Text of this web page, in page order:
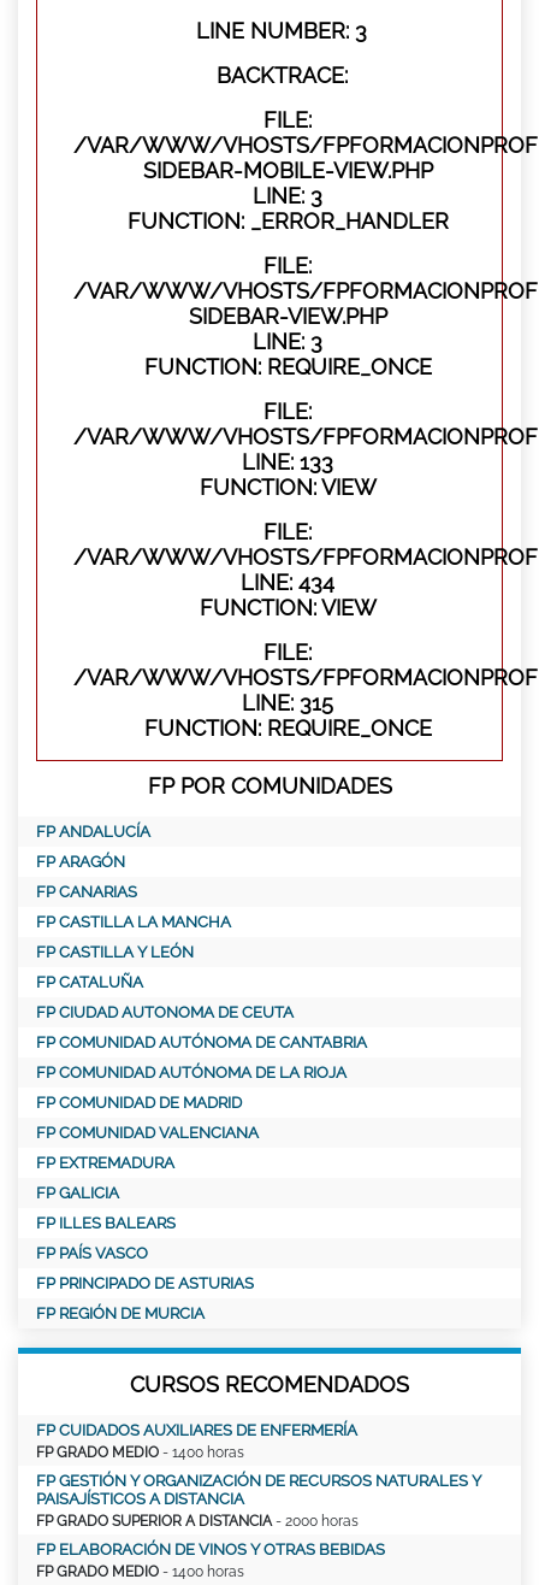
LINE NUMBER: 3
BACKTRACE:
FILE:
/VAR/WWW/VHOSTS/
SIDEBAR-MOBILE-VIEW.PHP
LINE: 3
FUNCTION: _ERROR_HANDLER
FILE:
/VAR/WWW/VHOSTS/
SIDEBAR-VIEW.PHP
LINE: 3
FUNCTION: REQUIRE_ONCE
FILE:
/VAR/WWW/VHOSTS/
LINE: 133
FUNCTION: VIEW
FILE:
/VAR/WWW/VHOSTS/
LINE: 434
FUNCTION: VIEW
FILE:
/VAR/WWW/VHOSTS/
LINE: 315
FUNCTION: REQUIRE_ONCE
FP POR COMUNIDADES
FP ANDALUCÍA
FP ARAGÓN
FP CANARIAS
FP CASTILLA LA MANCHA
FP CASTILLA Y LEÓN
FP CATALUÑA
FP CIUDAD AUTONOMA DE CEUTA
FP COMUNIDAD AUTÓNOMA DE CANTABRIA
FP COMUNIDAD AUTÓNOMA DE LA RIOJA
FP COMUNIDAD DE MADRID
FP COMUNIDAD VALENCIANA
FP EXTREMADURA
FP GALICIA
FP ILLES BALEARS
FP PAÍS VASCO
FP PRINCIPADO DE ASTURIAS
FP REGIÓN DE MURCIA
CURSOS RECOMENDADOS
FP CUIDADOS AUXILIARES DE ENFERMERÍA
FP GRADO MEDIO - 1400 horas
FP GESTIÓN Y ORGANIZACIÓN DE RECURSOS NATURALES Y
PAISAJÍSTICOS A DISTANCIA
FP GRADO SUPERIOR A DISTANCIA - 2000 horas
FP ELABORACIÓN DE VINOS Y OTRAS BEBIDAS
FP GRADO MEDIO - 1400 horas